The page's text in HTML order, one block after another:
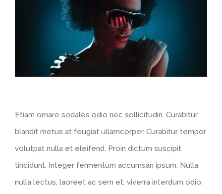
Etiam ornare sodales odio nec sollicitudin. Curabitur
blandit metus at feugiat ullamcorper. Curabitur tempor
volutpat nulla et eleifend. Proin dictum suscipit
tincidunt. Integer fermentum accumsan ipsum. Nulla
nulla lectus, laoreet ac sem et, viverra interdum odio.